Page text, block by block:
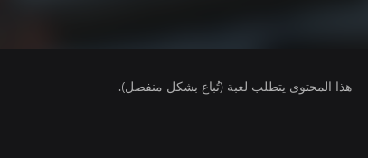
هذا المحتوى يتطلب لعبة (تُباع بشكل منفصل).